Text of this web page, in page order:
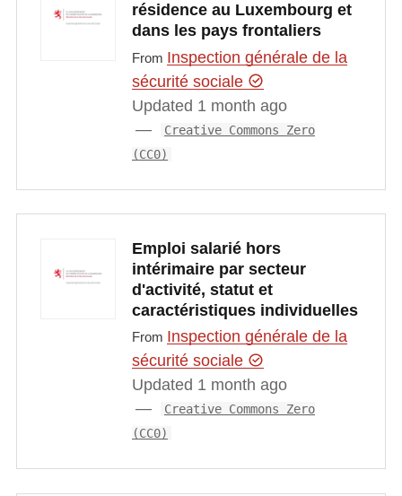
résidence au Luxembourg et
dans les pays frontaliers
From Inspection générale de la
sécurité sociale
Updated 1 month ago
Creative Commons Zero
(CC0)
Emploi salarié hors
intérimaire par secteur
d'activité, statut et
caractéristiques individuelles
From Inspection générale de la
sécurité sociale
Updated 1 month ago
Creative Commons Zero
(CC0)